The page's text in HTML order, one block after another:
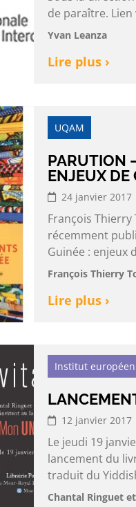
de paraître.
Yvan Leanza
Lire plus ›
UQAM
PARUTION
ENJEUX DE
24 janvier 2017
François Thierry
récemment
Guinée : enjeux
François Thierry
Lire plus ›
Institut
12 janvier 2017
Le jeudi 19
lancement du
traduit du
Chantal Ringuet